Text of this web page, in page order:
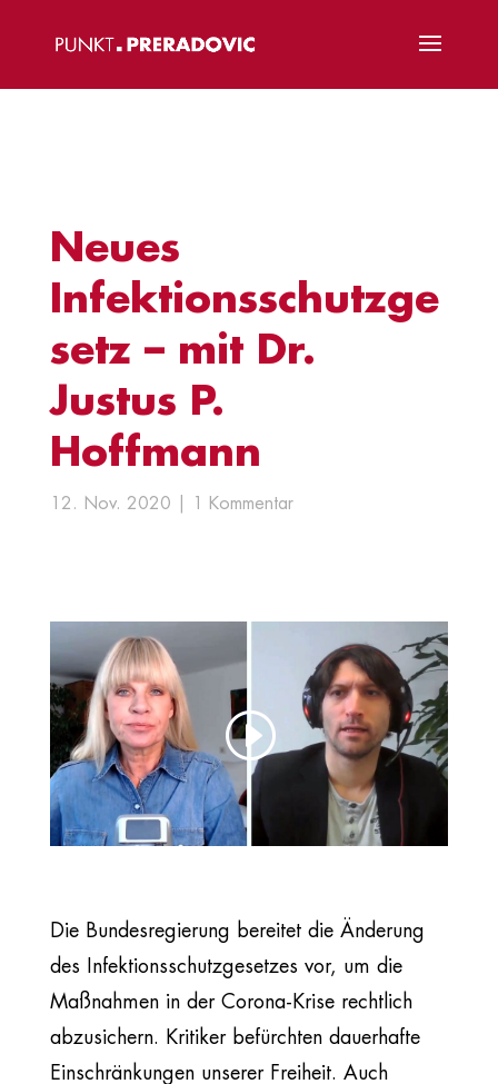
Neues
Infektionsschutzge
setz – mit Dr.
Justus P.
Hoffmann
12. Nov. 2020 1 Kommentar
Die Bundesregierung bereitet die Änderung
des Infektionsschutzgesetzes vor, um die
Maßnahmen in der Corona-Krise rechtlich
abzusichern. Kritiker befürchten dauerhafte
Einschränkungen unserer Freiheit. Auch